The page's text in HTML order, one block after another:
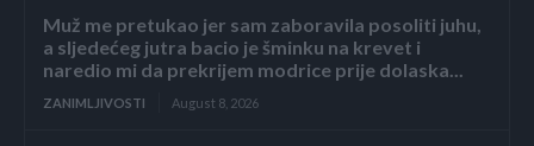
Muž me pretukao jer sam zaboravila posoliti juhu,
a sljedećeg jutra bacio je šminku na krevet i
naredio mi da prekrijem modrice prije dolaska...
ZANIMLJIVOSTI August 8, 2026